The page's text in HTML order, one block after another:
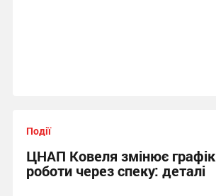
Події
ЦНАП Ковеля змінює графік
роботи через спеку: деталі